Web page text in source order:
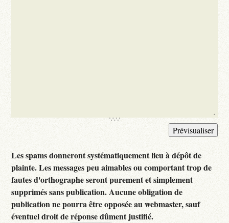
Les spams donneront systématiquement lieu à dépôt de
plainte. Les messages peu aimables ou comportant trop de
fautes d'orthographe seront purement et simplement
supprimés sans publication. Aucune obligation de
publication ne pourra être opposée au webmaster, sauf
éventuel droit de réponse dûment justifié.